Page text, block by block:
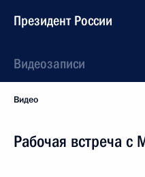
Президент России
Видеозаписи
Видео
Рабочая встреча